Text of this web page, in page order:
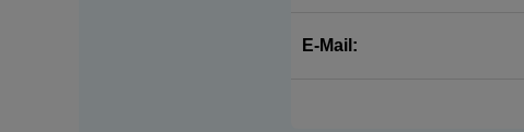
E-Mail: